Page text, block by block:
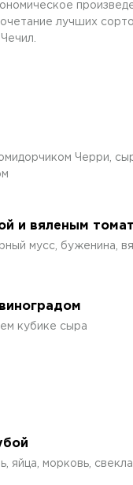
лучших
Черри,
и вяленым
мусс, буженина,
кубике сыра
яйца, морковь,